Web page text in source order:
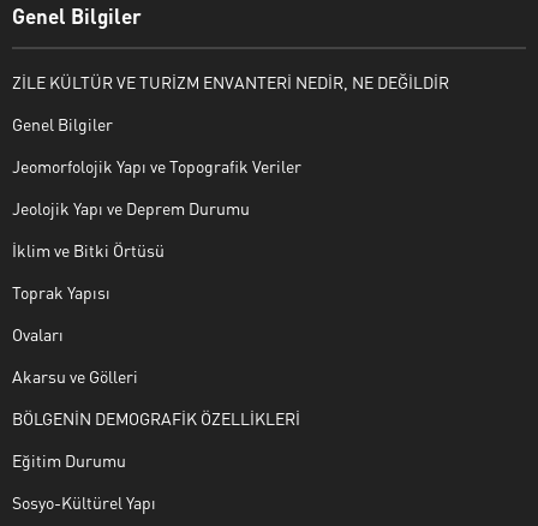
Genel Bilgiler
ZİLE KÜLTÜR VE TURİZM ENVANTERİ NEDİR, NE DEĞİLDİR
Genel Bilgiler
Jeomorfolojik Yapı ve Topografik Veriler
Jeolojik Yapı ve Deprem Durumu
İklim ve Bitki Örtüsü
Toprak Yapısı
Ovaları
Akarsu ve Gölleri
BÖLGENİN DEMOGRAFİK ÖZELLİKLERİ
Eğitim Durumu
Sosyo-Kültürel Yapı